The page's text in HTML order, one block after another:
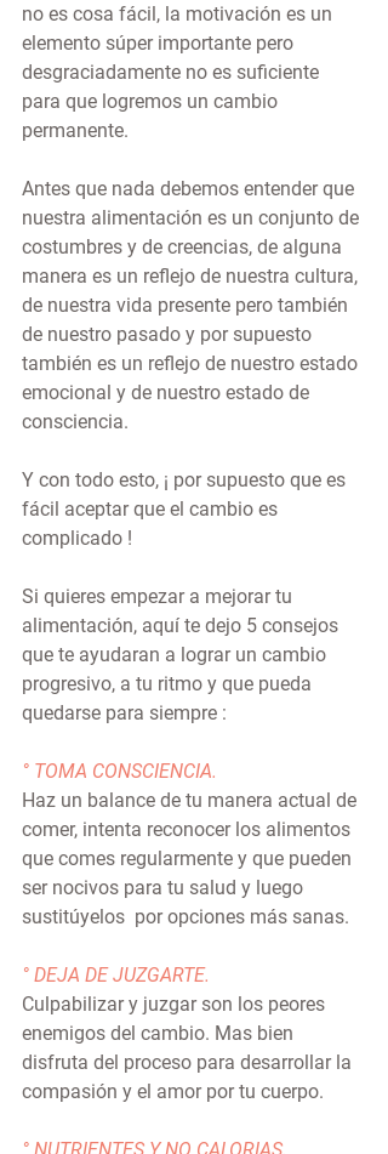
no es cosa fácil, la motivación es un
elemento súper importante pero
desgraciadamente no es suficiente
para que logremos un cambio
permanente.
Antes que nada debemos entender que
nuestra alimentación es un conjunto de
costumbres y de creencias, de alguna
manera es un reflejo de nuestra cultura,
de nuestra vida presente pero también
de nuestro pasado y por supuesto
también es un reflejo de nuestro estado
emocional y de nuestro estado de
consciencia.
Y con todo esto, ¡ por supuesto que es
fácil aceptar que el cambio es
complicado !
Si quieres empezar a mejorar tu
alimentación, aquí te dejo 5 consejos
que te ayudaran a lograr un cambio
progresivo, a tu ritmo y que pueda
quedarse para siempre :
° TOMA CONSCIENCIA.
Haz un balance de tu manera actual de
comer, intenta reconocer los alimentos
que comes regularmente y que pueden
ser nocivos para tu salud y luego
sustitúyelos  por opciones más sanas.
° DEJA DE JUZGARTE.
Culpabilizar y juzgar son los peores
enemigos del cambio. Mas bien
disfruta del proceso para desarrollar la
compasión y el amor por tu cuerpo.
° NUTRIENTES Y NO CALORIAS.